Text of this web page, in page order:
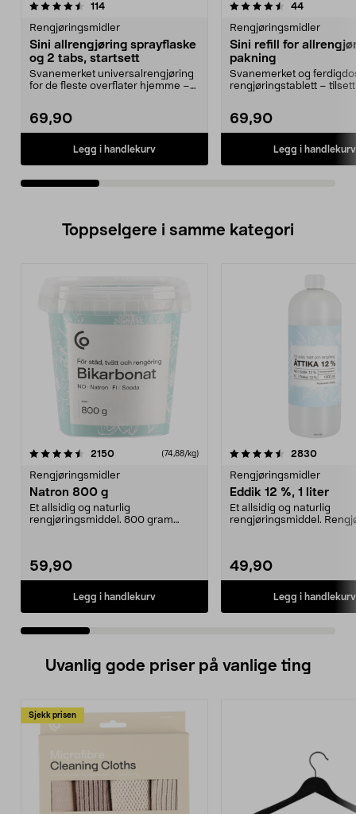
114anmeldelser
Rengjøringsmidler
Sini allrengjøring sprayflaske
og 2 tabs, startsett
Svanemerket universalrengjøring
for de fleste overflater hjemme –
69,90
Legg i handlekurv
4.5av 5 stjerner 44
Rengjøringsmidler
Sini refill for
pakning
Svanemerket og
rengjøringstablett –
69,90
Legg i handlekurv
4.5av 5 stjerner
Toppselgere i samme kategori
2150anmeldelser(74,88/kg)
Rengjøringsmidler
Natron 800 g
Et allsidig og naturlig
rengjøringsmiddel. 800 gram
59,90
Legg i handlekurv
4.5 av 5 stjerner 2830
Rengjøringsmidler
Eddik 12 %, 1 liter
Et allsidig og naturlig
rengjøringsmiddel.
49,90
Legg i handlekurv
4.5 av 5 stjerner
Uvanlig gode priser på vanlige ting
Sjekk prisen